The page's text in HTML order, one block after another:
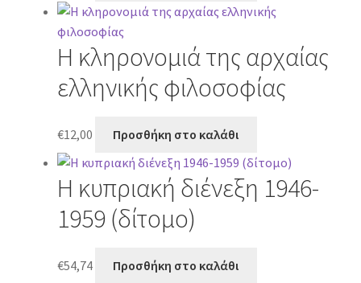
Η κληρονομιά της αρχαίας
ελληνικής φιλοσοφίας
€12,00 Προσθήκη στο καλάθι
Η κυπριακή διένεξη 1946-
1959 (δίτομο)
€54,74 Προσθήκη στο καλάθι